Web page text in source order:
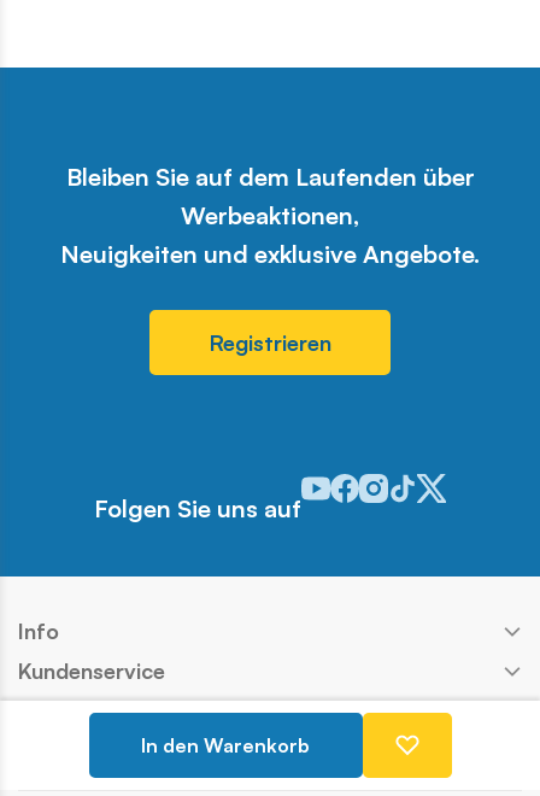
In den Warenkorb
Bleiben Sie auf dem Laufenden über
Werbeaktionen,
Neuigkeiten und exklusive Angebote.
Registrieren
Folgen Sie uns auf
Odwiedź nasz profil w
Odwiedź nasz profil w
Odwiedź nasz profil w
Odwiedź nasz
Odwiedź nasz
Info
Kundenservice